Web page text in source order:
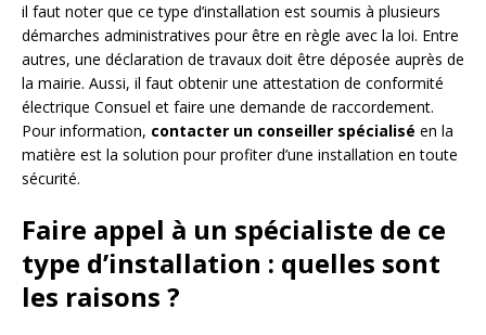
il faut noter que ce type d’installation est soumis à plusieurs
démarches administratives pour être en règle avec la loi. Entre
autres, une déclaration de travaux doit être déposée auprès de
la mairie. Aussi, il faut obtenir une attestation de conformité
électrique Consuel et faire une demande de raccordement.
Pour information, contacter un conseiller spécialisé en la
matière est la solution pour profiter d’une installation en toute
sécurité.
Faire appel à un spécialiste de ce
type d’installation : quelles sont
les raisons ?